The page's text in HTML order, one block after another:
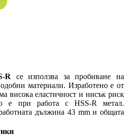
R се използва за пробиване на
материали. Изработено е от
висока еластичност и нисък риск
e при работа с HSS-R метал.
дължина 43 mm и общата